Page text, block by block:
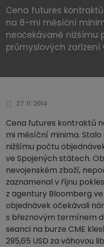
Cena futures
na 8-mi měsíční
neočekávaně nižšímu
průmyslových
27. 11. 2014
Cena futures kontraktů
mi měsíční minima.
nižšímu počtu
ve Spojených státech.
nevojenském zboží,
zaznamenal v říjnu
z agentury Bloomberg
objednávek očekávali
s březnovým termínem
seanci na burze CME
295,65 USD za váhovou